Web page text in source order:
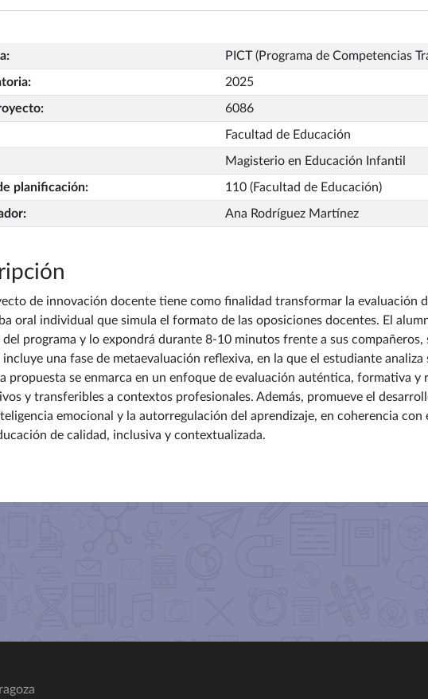
: PICT (Programa de Competencias
: 2025
: 6086
Facultad de Educación
Magisterio en Educación Infantil
planificación: 110 (Facultad de Educación)
: Ana Rodríguez Martínez
de innovación docente tiene como finalidad transformar la evaluación
oral individual que simula el formato de las oposiciones docentes. El
programa y lo expondrá durante 8-10 minutos frente a sus
una fase de metaevaluación reflexiva, en la que el estudiante
propuesta se enmarca en un enfoque de evaluación auténtica, formativa
y transferibles a contextos profesionales. Además, promueve el
emocional y la autorregulación del aprendizaje, en coherencia
de calidad, inclusiva y contextualizada.